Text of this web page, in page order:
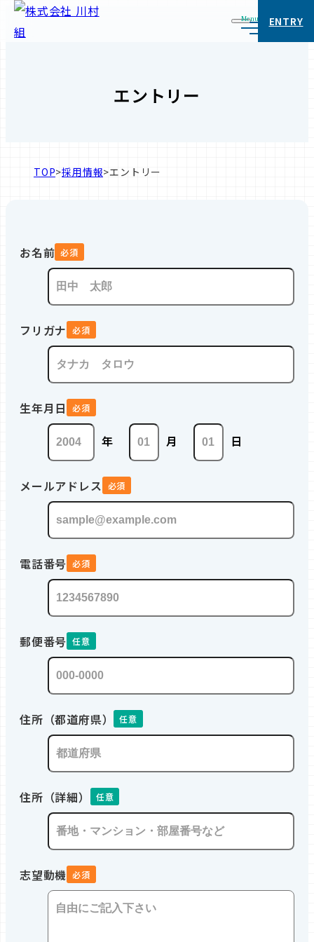
Menu ENTRY
エントリー
TOP>採用情報>エントリー
お名前 必須
フリガナ 必須
生年月日 必須
年 月 日
メールアドレス 必須
電話番号 必須
郵便番号 任意
住所（都道府県） 任意
住所（詳細） 任意
志望動機 必須